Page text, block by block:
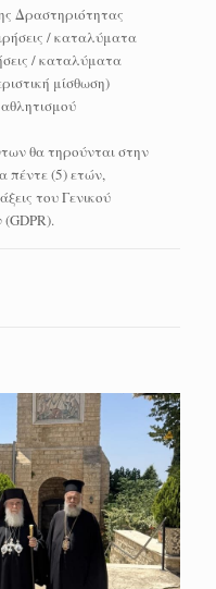
Δραστηριότητας
/ καταλύματα
/ καταλύματα
μίσθωση)
θα τηρούνται στην
πέντε (5) ετών,
του Γενικού